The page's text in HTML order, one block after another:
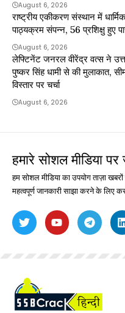
August 6, 2026
राष्ट्रीय एकीकरण संस्थान में धार्मिक
पाठ्यक्रम संपन्न, 56 प्रशिक्षु हुए
August 6, 2026
लेफ्टिनेंट जनरल वीरेंद्र वत्स ने
पुष्कर सिंह धामी से की मुलाकात,
विस्तार पर चर्चा
August 6, 2026
हमारे सोशल मीडिया
हम सोशल मीडिया का उपयोग ताज़ा
महत्वपूर्ण जानकारी साझा करने के लिए